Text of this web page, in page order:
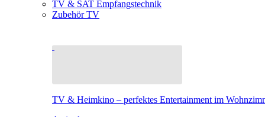
TV & SAT Empfangstechnik
Zubehör TV
TV & Heimkino – perfektes Entertainment im